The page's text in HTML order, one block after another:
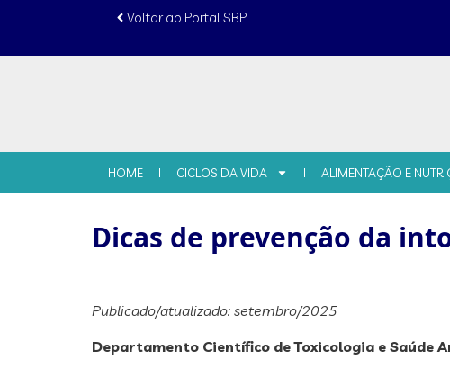
Voltar ao Portal SBP
HOME CICLOS DA VIDA ALIMENTAÇÃO E
Dicas de prevenção da
Publicado/atualizado: setembro/2025
Departamento Científico de Toxicologia e Saúde